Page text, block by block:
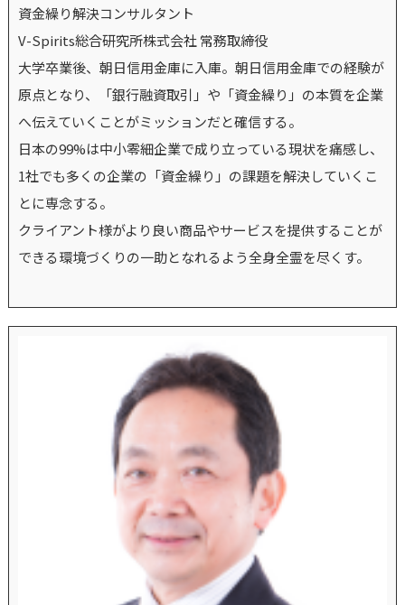
資金繰り解決コンサルタント
V-Spirits総合研究所株式会社 常務取締役
大学卒業後、朝日信用金庫に入庫。朝日信用金庫での経験が
原点となり、「銀行融資取引」や「資金繰り」の本質を企業
へ伝えていくことがミッションだと確信する。
日本の99%は中小零細企業で成り立っている現状を痛感し、
1社でも多くの企業の「資金繰り」の課題を解決していくこ
とに専念する。
クライアント様がより良い商品やサービスを提供することが
できる環境づくりの一助となれるよう全身全霊を尽くす。